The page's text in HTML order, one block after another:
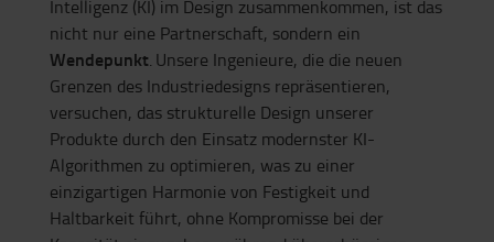
Intelligenz (KI) im Design zusammenkommen, ist das
nicht nur eine Partnerschaft, sondern ein
Wendepunkt. Unsere Ingenieure, die die neuen
Grenzen des Industriedesigns repräsentieren,
versuchen, das strukturelle Design unserer
Produkte durch den Einsatz modernster KI-
Algorithmen zu optimieren, was zu einer
einzigartigen Harmonie von Festigkeit und
Haltbarkeit führt, ohne Kompromisse bei der